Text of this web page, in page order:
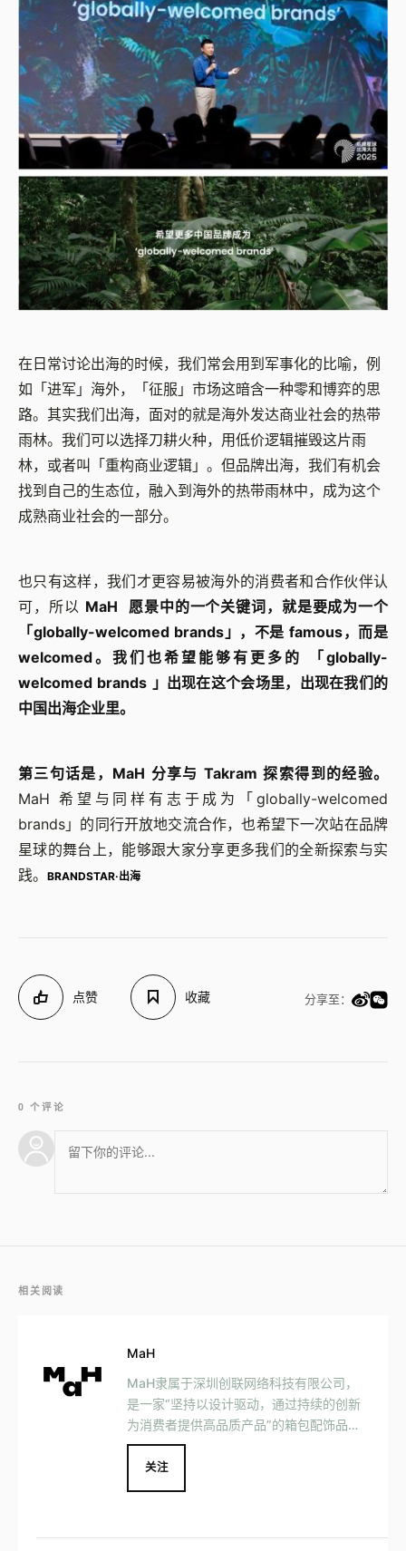
在日常讨论出海的时候，我们常会用到军事化的比喻，例
如「进军」海外，「征服」市场这暗含一种零和博弈的思
路。其实我们出海，面对的就是海外发达商业社会的热带
雨林。我们可以选择刀耕火种，用低价逻辑摧毁这片雨
林，或者叫「重构商业逻辑」。但品牌出海，我们有机会
找到自己的生态位，融入到海外的热带雨林中，成为这个
成熟商业社会的一部分。
也只有这样，我们才更容易被海外的消费者和合作伙伴认
可，所以 MaH 愿景中的一个关键词，就是要成为一个
「globally-welcomed brands」，不是 famous，而是
welcomed。我们也希望能够有更多的 「globally-
welcomed brands 」出现在这个会场里，出现在我们的
中国出海企业里。
第三句话是，MaH 分享与 Takram 探索得到的经验。
MaH 希望与同样有志于成为「globally-welcomed
brands」的同行开放地交流合作，也希望下一次站在品牌
星球的舞台上，能够跟大家分享更多我们的全新探索与实
践。
BRANDSTAR·出海
点赞 收藏 分享至：
0 个评论
相关阅读
MaH
MaH隶属于深圳创联网络科技有限公司，
是一家“坚持以设计驱动，通过持续的创新
为消费者提供高品质产品”的箱包配饰品
牌。
关注